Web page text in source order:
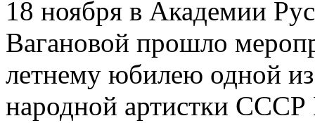
18 ноября в Академии
Вагановой прошло
летнему юбилею одной
народной артистки